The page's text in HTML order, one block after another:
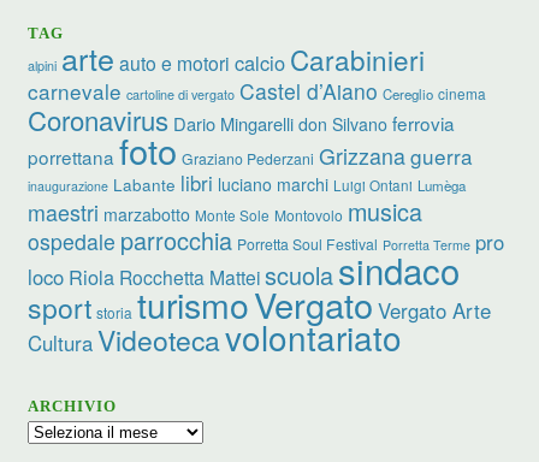
TAG
alpini arte auto e motori calcio Carabinieri
carnevale cartoline di vergato Castel d’Aiano Cereglio cinema
Coronavirus Dario Mingarelli don Silvano ferrovia
porrettanafoto Graziano Pederzani Grizzanaguerra
inaugurazione Labante libri luciano marchi Luigi Ontani Lumèga
maestri marzabotto Monte Sole Montovolo musica
ospedale parrocchia Porretta Soul Festival Porretta Terme pro
loco Riola Rocchetta Matteiscuolasindaco
sport storia turismoVergato Vergato Arte
CulturaVideotecavolontariato
ARCHIVIO
Archivio